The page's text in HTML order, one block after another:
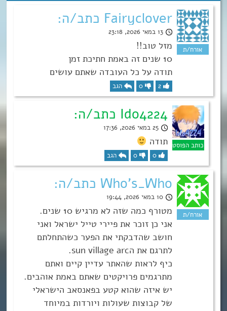
Fairyclover כתב/ה:
13 במאי 2026, 23:18
מזל טוב!!
10 שנים זה באמת חתיכת זמן
תודה על כל העובדה שאתם עושים
2
0 הגב
Ido4224 כתב/ה:
25 במאי 2026, 17:36
תודה
0
0 הגב
Who's_Who כתב/ה:
10 במאי 2026, 19:44
מטורף כמה שזה לא מרגיש 10 שנים.
אני כן זוכר את פיירי טייל ישראל ואני
חושב שהדבקתי את הפער כשהתחלתם
לתרגם את הsun village arc.
כיף לראות שהאתר עדיין קיים ואתם
מתרגמים פרויקטים שאתם באמת אוהבים.
יש איזה שהוא קטע בפאנסאב הישראלי
של קבוצות שעולות ויורדות במיוחד